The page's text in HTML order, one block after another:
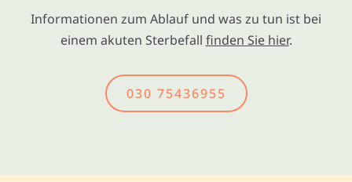
Informationen zum Ablauf und was zu tun ist bei
einem akuten Sterbefall finden Sie hier.
030 75436955